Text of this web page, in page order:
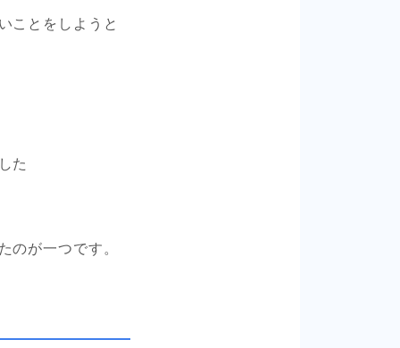
ことをしようと
た
のが一つです。